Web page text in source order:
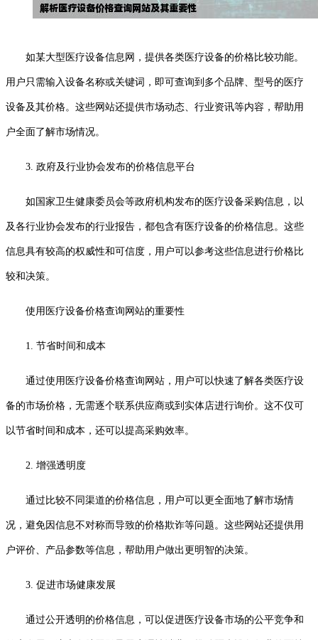
如某大型医疗设备信息网，提供各类医疗设备的价格比较功能。
用户只需输入设备名称或关键词，即可查询到多个品牌、型号的医疗
设备及其价格。这些网站还提供市场动态、行业资讯等内容，帮助用
户全面了解市场情况。
3. 政府及行业协会发布的价格信息平台
如国家卫生健康委员会等政府机构发布的医疗设备采购信息，以
及各行业协会发布的行业报告，都包含有医疗设备的价格信息。这些
信息具有较高的权威性和可信度，用户可以参考这些信息进行价格比
较和决策。
使用医疗设备价格查询网站的重要性
1. 节省时间和成本
通过使用医疗设备价格查询网站，用户可以快速了解各类医疗设
备的市场价格，无需逐个联系供应商或到实体店进行询价。这不仅可
以节省时间和成本，还可以提高采购效率。
2. 增强透明度
通过比较不同渠道的价格信息，用户可以更全面地了解市场情
况，避免因信息不对称而导致的价格欺诈等问题。这些网站还提供用
户评价、产品参数等信息，帮助用户做出更明智的决策。
3. 促进市场健康发展
通过公开透明的价格信息，可以促进医疗设备市场的公平竞争和